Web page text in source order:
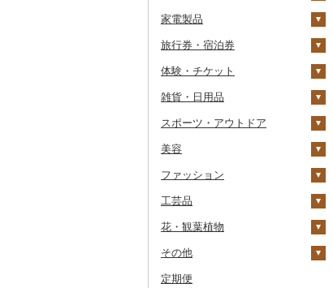
山形牛
常陸牛
上州牛
飛騨牛
近江牛
但馬牛
佐賀牛
長崎和牛
赤鶏さつま
その他鶏肉
あさり
しじみ
サザエ
はまぐり
その他貝
マグロ
イワシ
カツオ
金目鯛
クエ
サバ
鯛
のどぐろ
イカ
タコ
海苔・海藻
海苔
わかめ
ひじき
その他海苔・海藻
干物
ししゃも
その他干物
その他魚介・加工品
しらす・ちりめん
かまぼこ・練り製品
さがびより
あきたこまち
ひとめぼれ
ミルキークィーン
ななつぼし
洋梨・ラフランス
みかん・柑橘
みかん
レモン
不知火・デコポン
せとか
まどんな
その他柑橘
すいか
キウイ
柿（カキ）
ドライフルーツ
干し芋
その他果物
びわ
パイナップル
栗
大根
自然薯
レンコン
にんにく・生姜
その他根菜
豆
きのこ
しいたけ
松茸
その他きのこ
その他野菜
山菜
かぼちゃ
レタス
吟醸
その他日本酒
米焼酎
黒糖焼酎
その他焼酎
ワイン
白ワイン
赤ワイン
シャンパン・スパーク
ウイスキー
リキュール・洋酒
甘酒
ノンアルコール
その他酒
粉
ドリップ
茶葉・ティーバッグ
静岡茶
足柄茶
知覧茶
八女茶
りんごジュース
みかんジュース（オレ
紅茶
飲料
茶葉・ティーバッグ
その他飲料・ジュース
野菜ジュース
炭酸飲料
豆乳
プリン
ゼリー
チョコレート
カステラ
アイス・ジェラート
その他洋菓子
煎餅・おかき
羊羹
饅頭
大福
その他和菓子
そば
パスタ
ひやむぎ
そうめん
その他麺
餃子
シュウマイ
コロッケ
その他惣菜
カレー・シチュー
カレー
シチュー
鍋
肉
魚
その他鍋
ピザ
レトルト
スープ
豆腐・納豆
豆腐
漬物
キムチ
その他漬物
缶詰・瓶詰
肉
魚
乾物
燻製（スモーク）
おせち
砂糖
塩
醤油
味噌
酢
だし
食用油
オリーブオイル
ごま油
はちみつ
ドレッシング
その他調味料
家電製品
季節・空調家電
キッチン家電
照明器具
パソコン・周辺機器
TV・オーディオ・カメラ
美容・健康家電
カー用品
時計
その他家電
旅行券・宿泊券
旅行券
JTBふるさと旅行クー
その他旅行券
宿泊券
体験・チケット
PayPay商品券
食事券
温泉・サウナ・スパ利用
雑貨・日用品
家具・インテリア
机・テーブル
その他家具・インテリ
寝具
布団
毛布
タオルケット
タオル
その他タオル
文房具・印鑑
ボールペン
ノート・ファイル
食器
グラス・カップ
キッチン用品
日用品
スポーツ・アウトドア
ゴルフ
ゴルフボール
ゴルフウェア
その他ゴルフ
釣り
サイクリング
アウトドア・キャンプ
その他スポーツ
美容
スキンケア
洗顔
その他スキンケア
シャンプー・リンス
石鹸・ボディーソープ
入浴剤
アロマ
ファッション
鞄・バッグ
トートバッグ・ショル
ツケース
洋服
女性・レディース
和服
靴・履物
工芸品
織物
本場奄美大島紬
陶器・漆器
その他装飾品・工芸品
花・観葉植物
観葉植物・苗木
花
その他
地域サービス
定期便